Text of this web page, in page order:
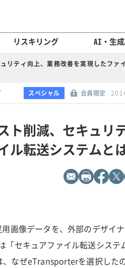
リスキリング AI・生
リティ向上、業務改善を実現したファ
スペシャル 会員限定
ト削減、セキュリ
ル転送システムと
画像データを、外部のデザイ
「セキュアファイル転送システ
なぜeTransporterを選択した